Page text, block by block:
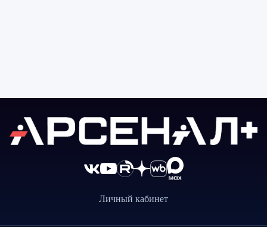
Личный кабинет